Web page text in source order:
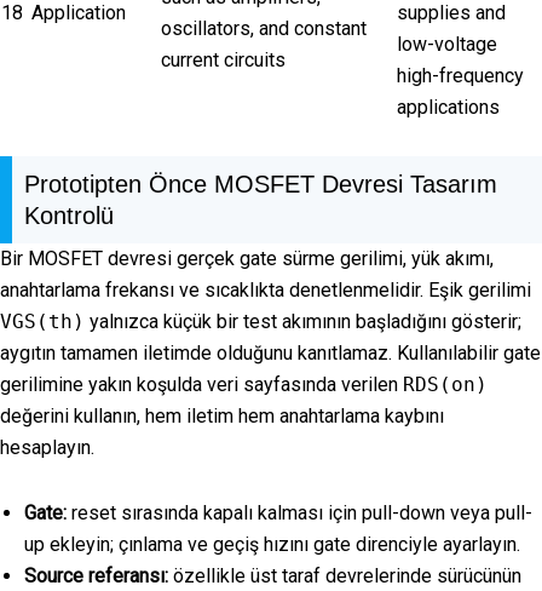
18 Application
oscillators, and constant
current circuits
supplies and
low-voltage
high-frequency
applications
Prototipten Önce MOSFET Devresi Tasarım
Kontrolü
Bir MOSFET devresi gerçek gate sürme gerilimi, yük akımı,
anahtarlama frekansı ve sıcaklıkta denetlenmelidir. Eşik gerilimi
VGS(th) yalnızca küçük bir test akımının başladığını gösterir;
aygıtın tamamen iletimde olduğunu kanıtlamaz. Kullanılabilir gate
gerilimine yakın koşulda veri sayfasında verilen RDS(on)
değerini kullanın, hem iletim hem anahtarlama kaybını
hesaplayın.
Gate: reset sırasında kapalı kalması için pull-down veya pull-
up ekleyin; çınlama ve geçiş hızını gate direnciyle ayarlayın.
Source referansı: özellikle üst taraf devrelerinde sürücünün